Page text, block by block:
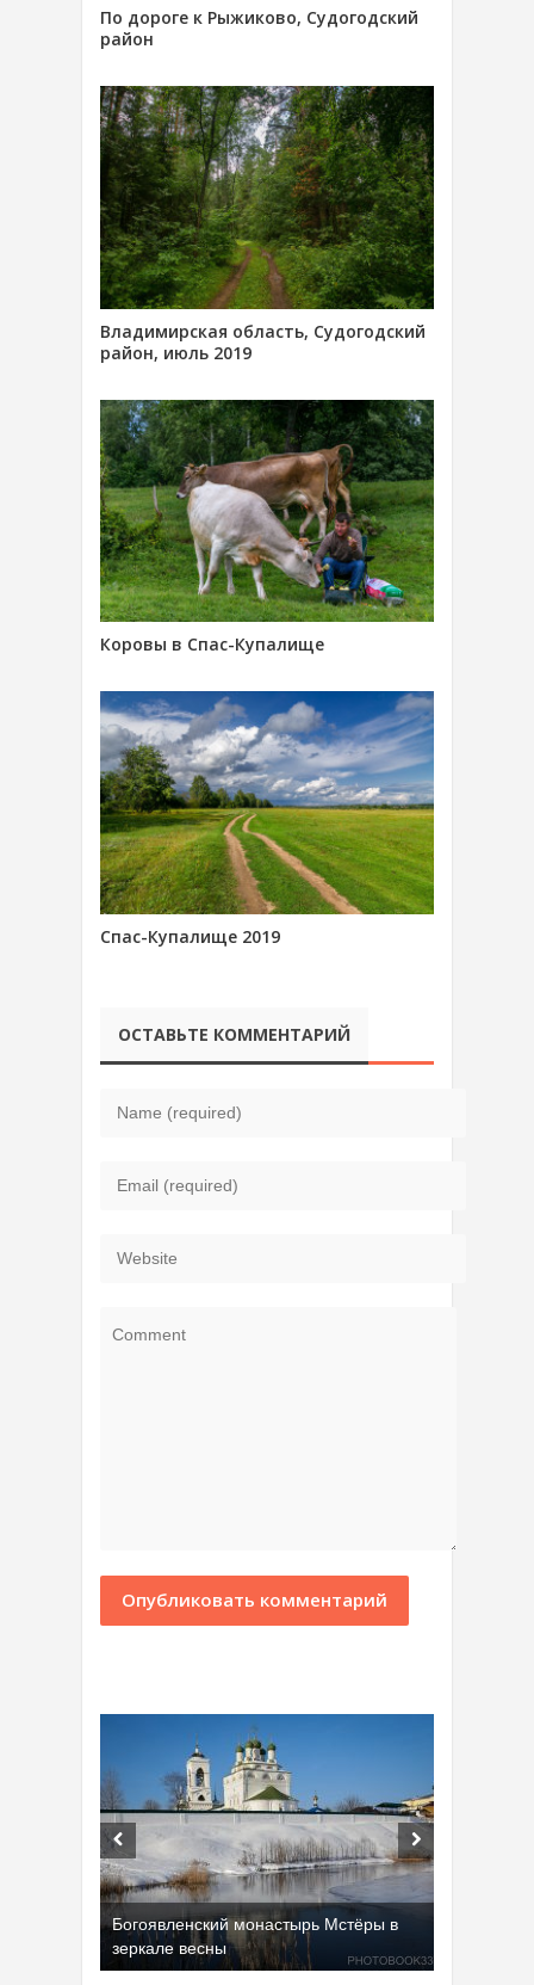
По дороге к Рыжиково, Судогодский
район
Владимирская область, Судогодский
район, июль 2019
Коровы в Спас-Купалище
Спас-Купалище 2019
ОСТАВЬТЕ КОММЕНТАРИЙ
Богоявленский монастырь Мстёры в
зеркале весны